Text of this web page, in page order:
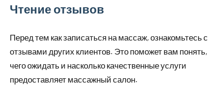
Чтение отзывов
Перед тем как записаться на массаж, ознакомьтесь с
отзывами других клиентов. Это поможет вам понять,
чего ожидать и насколько качественные услуги
предоставляет массажный салон.